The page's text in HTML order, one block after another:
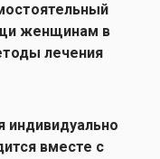
женщинам в
лечения
индивидуально
вместе с